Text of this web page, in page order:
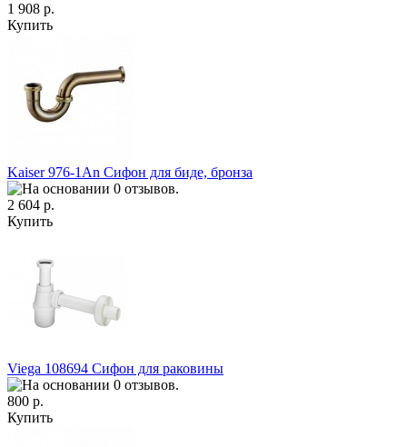
1 908 р.
Купить
Kaiser 976-1An Сифон для биде, бронза
2 604 р.
Купить
Viega 108694 Сифон для раковины
800 р.
Купить